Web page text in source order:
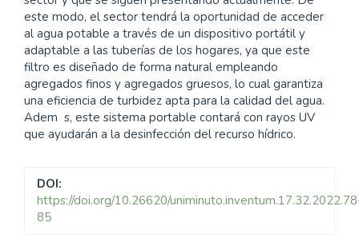
este modo, el sector tendrá la oportunidad de acceder
al agua potable a través de un dispositivo portátil y
adaptable a las tuberías de los hogares, ya que este
filtro es diseñado de forma natural empleando
agregados finos y agregados gruesos, lo cual garantiza
una eficiencia de turbidez apta para la calidad del agua.
Adem s, este sistema portable contará con rayos UV
que ayudarán a la desinfección del recurso hídrico.
DOI:
https://doi.org/10.26620/
85